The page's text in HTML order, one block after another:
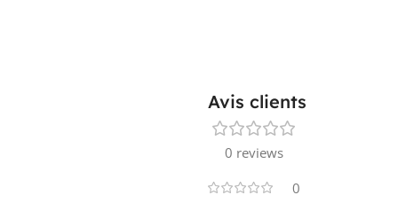
Avis clients
0 reviews
0